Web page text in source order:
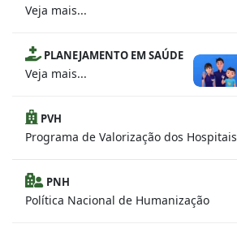
Veja mais...
PLANEJAMENTO EM SAÚDE
Veja mais...
PVH
Programa de Valorização dos Hospitais
PNH
Política Nacional de Humanização